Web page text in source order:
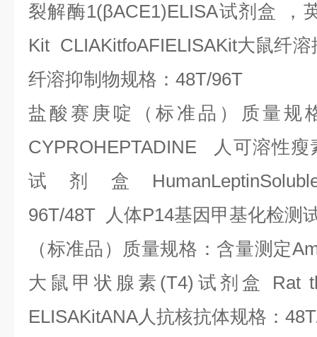
裂解酶1(βACE1)ELISA试剂盒
，
Kit CLIAKitfoAFIELISAKit大鼠纤溶
纤溶抑制物规格： 48T/96T
盐酸赛庚啶（标准品）质量规
CYPROHEPTADINE
人可溶性瘦
试剂盒
96T/48T 人体P14基因甲基化检测
（标准品）质量规格：含量测定
大鼠甲状腺素 (T4) 试剂盒
Rat
ELISAKitANA人抗核抗体规格：